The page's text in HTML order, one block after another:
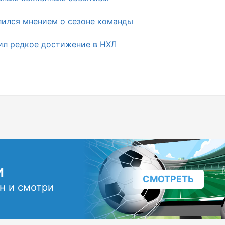
мнением о сезоне команды
редкое достижение в НХЛ
и смотри
СМОТРЕТЬ